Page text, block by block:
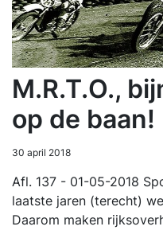
M.R.T.O.,
op de baan!
30 april 2018
Afl. 137 - 01-05-2018
laatste jaren (terecht)
Daarom maken